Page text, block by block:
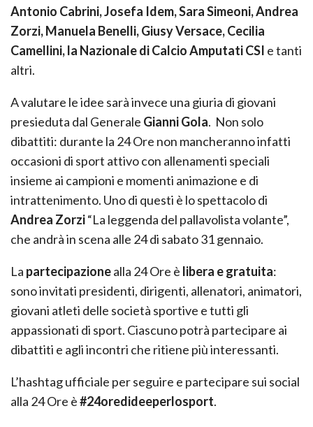
Antonio Cabrini, Josefa Idem, Sara Simeoni, Andrea
Zorzi, Manuela Benelli, Giusy Versace, Cecilia
Camellini, la Nazionale di Calcio Amputati CSI e tanti
altri.
A valutare le idee sarà invece una giuria di giovani
presieduta dal Generale Gianni Gola. Non solo
dibattiti: durante la 24 Ore non mancheranno infatti
occasioni di sport attivo con allenamenti speciali
insieme ai campioni e momenti animazione e di
intrattenimento. Uno di questi è lo spettacolo di
Andrea Zorzi“La leggenda del pallavolista volante”,
che andrà in scena alle 24 di sabato 31 gennaio.
La partecipazionealla 24 Ore è libera e gratuita:
sono invitati presidenti, dirigenti, allenatori, animatori,
giovani atleti delle società sportive e tutti gli
appassionati di sport. Ciascuno potrà partecipare ai
dibattiti e agli incontri che ritiene più interessanti.
L’hashtag ufficiale per seguire e partecipare sui social
alla 24 Ore è#24oredideeperlosport.